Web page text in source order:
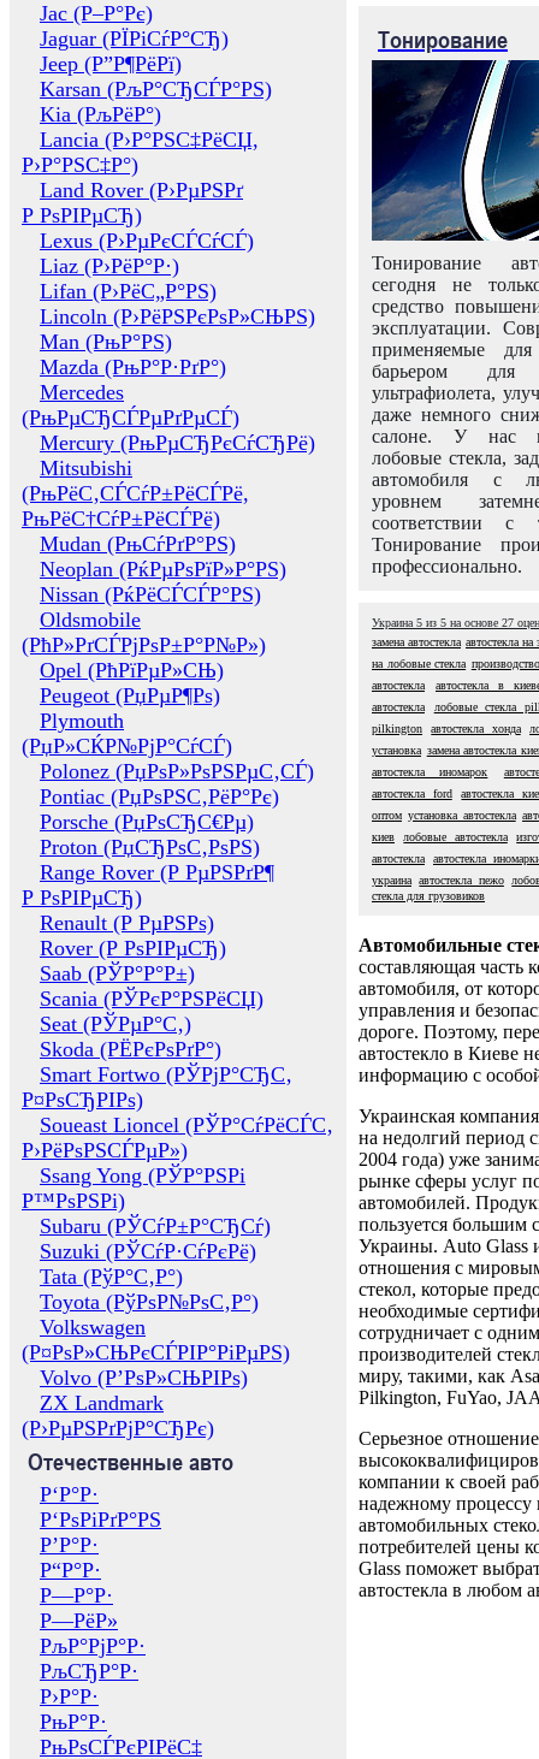
Jac (Р–Р°Рє)
Jaguar (РЇРіСѓР°СЂ)
Jeep (Р”Р¶РёРї)
Karsan (РљР°СЂСЃР°РЅ)
Kia (РљРёР°)
Lancia (Р›Р°РЅС‡РёСЏ,
Р›Р°РЅС‡Р°)
Land Rover (Р›РµРЅРґ
Р РѕРІРµСЂ)
Lexus (Р›РµРєСЃСѓСЃ)
Liaz (Р›РёР°Р·)
Lifan (Р›РёС„Р°РЅ)
Lincoln (Р›РёРЅРєРѕР»СЊРЅ)
Man (РњР°РЅ)
Mazda (РњР°Р·РґР°)
Mercedes
(РњРµСЂСЃРµРґРµСЃ)
Mercury (РњРµСЂРєСѓСЂРё)
Mitsubishi
(РњРёС‚СЃСѓР±РёСЃРё,
РњРёС†СѓР±РёСЃРё)
Mudan (РњСѓРґР°РЅ)
Neoplan (РќРµРѕРїР»Р°РЅ)
Nissan (РќРёСЃСЃР°РЅ)
Oldsmobile
(РћР»РґСЃРјРѕР±Р°Р№Р»)
Opel (РћРїРµР»СЊ)
Peugeot (РџРµР¶Рѕ)
Plymouth
(РџР»СЌР№РјР°СѓСЃ)
Polonez (РџРѕР»РѕРЅРµС‚СЃ)
Pontiac (РџРѕРЅС‚РёР°Рє)
Porsche (РџРѕСЂС€Рµ)
Proton (РџСЂРѕС‚РѕРЅ)
Range Rover (Р РµРЅРґР¶
Р РѕРІРµСЂ)
Renault (Р РµРЅРѕ)
Rover (Р РѕРІРµСЂ)
Saab (РЎР°Р°Р±)
Scania (РЎРєР°РЅРёСЏ)
Seat (РЎРµР°С‚)
Skoda (РЁРєРѕРґР°)
Smart Fortwo (РЎРјР°СЂС‚
Р¤РѕСЂРІРѕ)
Soueast Lioncel (РЎР°СѓРёСЃС‚
Р›РёРѕРЅСЃРµР»)
Ssang Yong (РЎР°РЅРі
Р™РѕРЅРі)
Subaru (РЎСѓР±Р°СЂСѓ)
Suzuki (РЎСѓР·СѓРєРё)
Tata (РўР°С‚Р°)
Toyota (РўРѕР№РѕС‚Р°)
Volkswagen
(Р¤РѕР»СЊРєСЃРІР°РіРµРЅ)
Volvo (Р’РѕР»СЊРІРѕ)
ZX Landmark
(Р›РµРЅРґРјР°СЂРє)
Отечественные авто
Р‘Р°Р·
Р‘РѕРіРґР°РЅ
Р’Р°Р·
Р“Р°Р·
Р—Р°Р·
Р—РёР»
РљР°РјР°Р·
РљСЂР°Р·
Р›Р°Р·
РњР°Р·
РњРѕСЃРєРІРёС‡
Тонирование
Тонирование
сегодня не
средство
эксплуатации.
применяемые
барьером для
ультрафиолета,
даже немного
салоне. У нас
лобовые стекла,
автомобиля с
уровнем
соответствии с
Тонирование
профессионально.
Украина 5 из 5 на основе 27
замена автостекла автостекла на
на лобовые стекла
автостекла
автостекла в
автостекла
лобовые стекла
pilkington
автостекла хонда
установка замена автостекла
автостекла иномарок
автостекла ford
автостекла
оптом установка автостекла
киев
лобовые автостекла
автостекла
автостекла
украина автостекла пежо
стекла для грузовиков
Автомобильные
составляющая часть
автомобиля, от
управления и
дороге. Поэтому,
автостекло в Киеве
информацию с
Украинская
на недолгий период
2004 года) уже
рынке сферы услуг
автомобилей.
пользуется большим
Украины. Auto Glass
отношения с
стекол, которые
необходимые
сотрудничает с
производителей
миру, такими, как
Pilkington, FuYao,
Серьезное отношение
компании к своей
надежному процессу
автомобильных
потребителей цены
Glass поможет
автостекла в любом